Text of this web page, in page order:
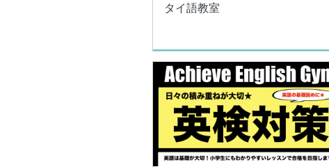
タイ語教室